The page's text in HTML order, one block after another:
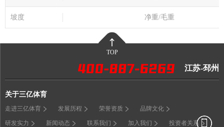
坡度 净重/毛重
TOP
江苏-邳州
关于三亿体育
走进三亿体育 发展历程 荣誉资质 品牌文化
研发实力 新闻动态 联系我们 加入我们 投资者关系